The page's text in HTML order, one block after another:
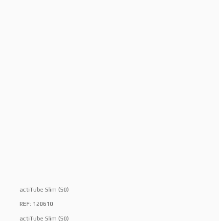
actiTube Slim (50)
REF: 120610
actiTube Slim (50)